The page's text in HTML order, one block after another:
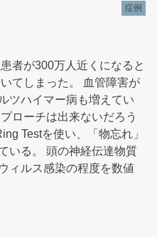
症例
者が300万人近くになると
てしまった。 血管障害が
ツハイマー病も増えてい
ローチは出来ないだろう
Testを使い、「物忘れ」
いる。 頭の神経伝達物質
ィルス感染の程度を数値